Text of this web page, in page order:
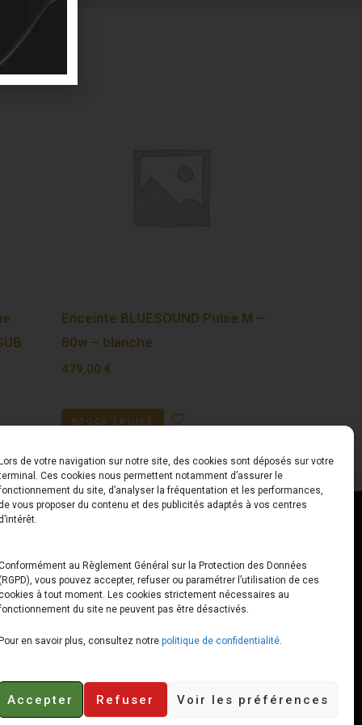
de votre navigation sur notre site, des cookies sont déposés sur votre
Ces cookies nous permettent notamment d’assurer le
du site, d’analyser la fréquentation et les performances,
vous proposer du contenu et des publicités adaptés à vos centres
au Règlement Général sur la Protection des Données
vous pouvez accepter, refuser ou paramétrer l’utilisation de ces
à tout moment. Les cookies strictement nécessaires au
du site ne peuvent pas être désactivés.
en savoir plus, consultez notre politique de confidentialité.
Accepter Refuser Voir les préférences
Enceinte BLUESOUND Pulse M –
80w – blanche
479,00 €
STOCK ÉPUISÉ
loops.fr
Du Lundi au Vendredi
10h00 – 12h30 // 14h00 –
19h00
Le Samedi
18h00